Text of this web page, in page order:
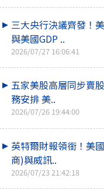
三大央行決議齊發！
與美國GDP ..
2026/07/27 16:06:41
五家美股高層同步賣
務安排 美..
2026/07/26 19:44:00
英特爾財報領銜！美
商)與威訊..
2026/07/23 21:42:18